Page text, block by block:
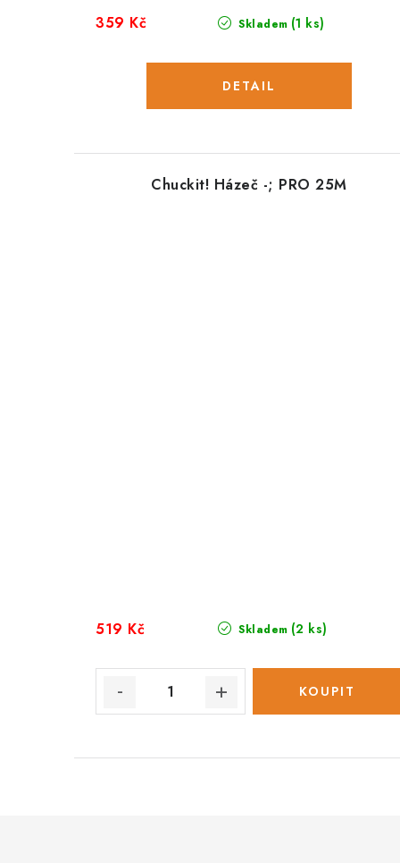
Skladem (1 ks)
359 Kč
Chuckit! Házeč -; PRO 25M
Skladem (2 ks)
519 Kč